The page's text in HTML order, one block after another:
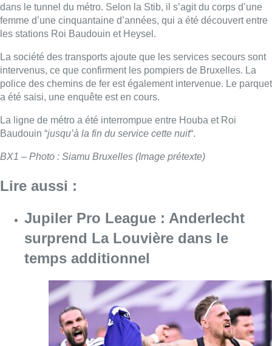
dans le tunnel du métro. Selon la Stib, il s’agit du corps d’une
femme d’une cinquantaine d’années, qui a été découvert entre
les stations Roi Baudouin et Heysel.
La société des transports ajoute que les services secours sont
intervenus, ce que confirment les pompiers de Bruxelles. La
police des chemins de fer est également intervenue. Le parquet
a été saisi, une enquête est en cours.
La ligne de métro a été interrompue entre Houba et Roi
Baudouin “jusqu’à la fin du service cette nuit“.
BX1 – Photo : Siamu Bruxelles (Image prétexte)
Lire aussi :
Jupiler Pro League : Anderlecht
surprend La Louvière dans le
temps additionnel